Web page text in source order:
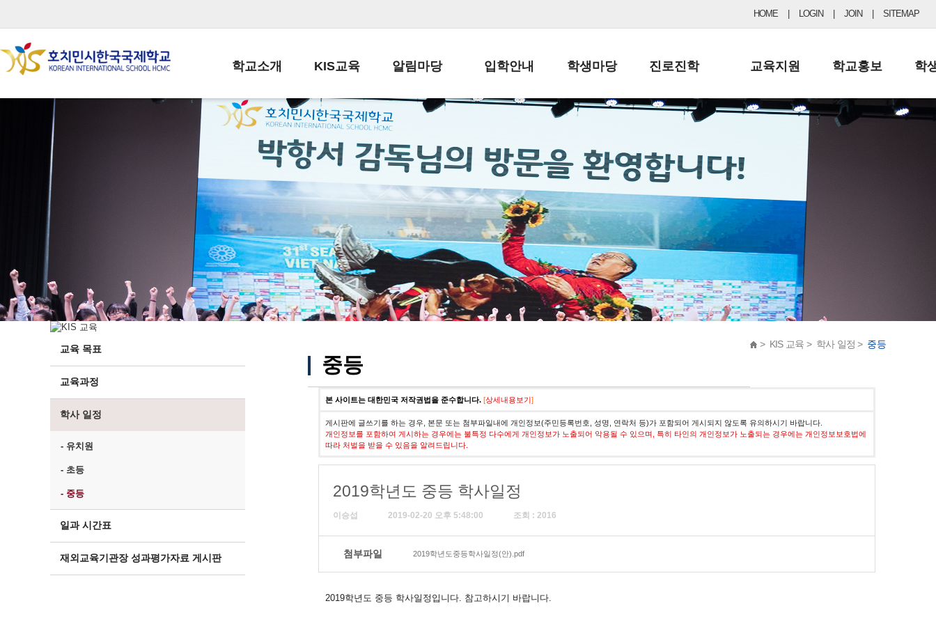
HOME LOGIN JOIN SITEMAP
학교소개
학교장인사말
학교상징
학교연혁
교직원현황
학생현황
위치/전화
전경사진
KIS교육
교육목표
학사일정
일과시간표
성과평가자료
알림마당
공지사항
납부금 안내
스쿨버스 운행 안내
급식안내
서식자료실
학부모방
정기고사 기출문제
입학안내
전-편입 서류양식
입학금/수업료
교복구입안내
학생마당
학생생활규정
학교신문
자율진로동아리
유초등 소식지
진로진학
공지사항 및 입시자료
드림레터
교육지원
행정실
학교운영위원회
학교건축기금
학교홍보
보도자료
학
교육 목표
교육과정
학사 일정
- 유치원
- 초등
- 중등
일과 시간표
재외교육기관장 성과평가자료 게시판
> KIS 교육 > 학사 일정 > 중등
중등
본 사이트는 대한민국 저작권법을 준수합니다. [상세내용보기]
게시판에 글쓰기를 하는 경우, 본문 또는 첨부파일내에 개인정보(주민등록번호, 성명, 연락처 등)가 포함되어 게시되지 않도록 유의하시기 바랍니다.
개인정보를 포함하여 게시하는 경우에는 불특정 다수에게 개인정보가 노출되어 악용될 수 있으며, 특히 타인의 개인정보가 노출되는 경우에는 개인정보보호법에
따라 처벌을 받을 수 있음을 알려드립니다.
2019학년도 중등 학사일정
이승섭 2019-02-20 오후 5:48:00 조회 : 2016
첨부파일 2019학년도중등학사일정(안).pdf
2019학년도 중등 학사일정입니다. 참고하시기 바랍니다.